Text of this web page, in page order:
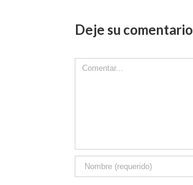
Deje su comentario
Comment